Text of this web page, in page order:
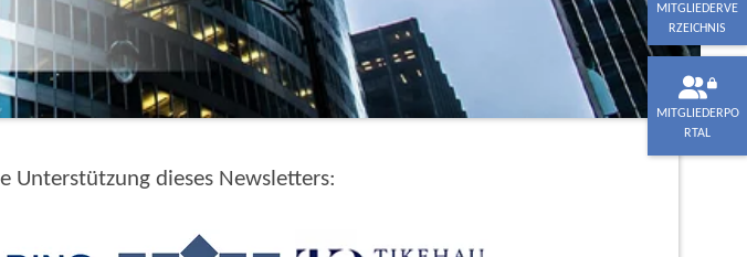
Unterstützung dieses Newsletters:
MITGLIEDERVE
RZEICHNIS
MITGLIEDERPO
RTAL